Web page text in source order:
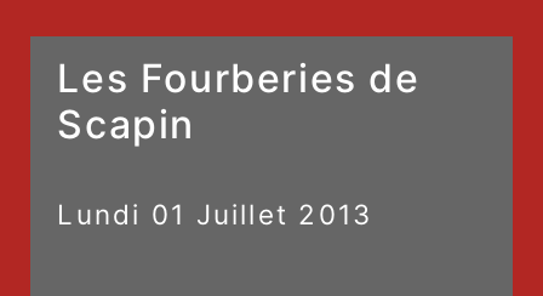
Les Fourberies de
Scapin
Lundi 01 Juillet 2013